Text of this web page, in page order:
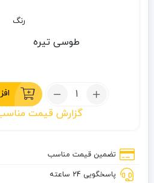
رنگ
طوسی تیره
تعداد:
ترکینگ
گزارش قیمت
تضمین قیمت مناسب
پاسخگویی 24 ساعته